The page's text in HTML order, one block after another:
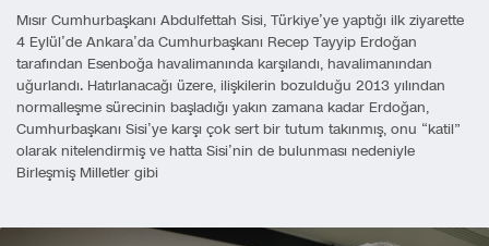
Mısır Cumhurbaşkanı Abdulfettah Sisi, Türkiye’ye yaptığı ilk ziyarette
4 Eylül’de Ankara’da Cumhurbaşkanı Recep Tayyip Erdoğan
tarafından Esenboğa havalimanında karşılandı, havalimanından
uğurlandı. Hatırlanacağı üzere, ilişkilerin bozulduğu 2013 yılından
normalleşme sürecinin başladığı yakın zamana kadar Erdoğan,
Cumhurbaşkanı Sisi’ye karşı çok sert bir tutum takınmış, onu “katil”
olarak nitelendirmiş ve hatta Sisi’nin de bulunması nedeniyle
Birleşmiş Milletler gibi